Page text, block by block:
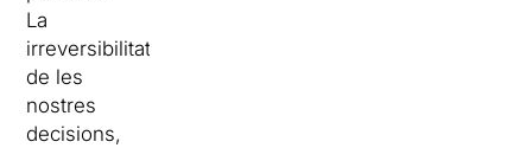
La
irreversibilitat
de les
nostres
decisions,